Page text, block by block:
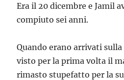
Era il 20 dicembre e Jamil
compiuto sei anni.
Quando erano arrivati sulla
visto per la prima volta il
rimasto stupefatto per la